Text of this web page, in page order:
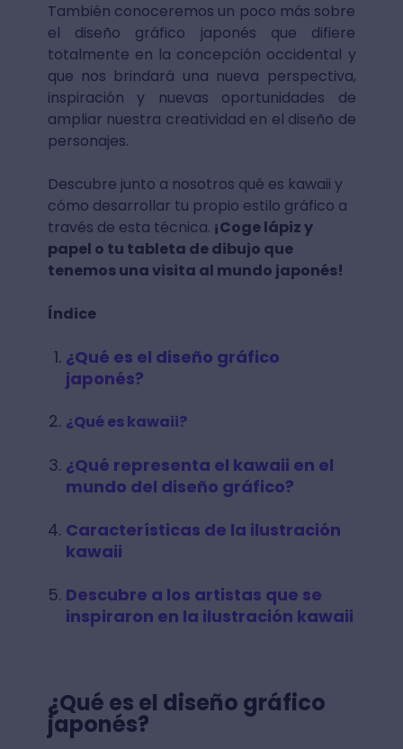
También conoceremos un poco más sobre
el diseño gráfico japonés que difiere
totalmente en la concepción occidental y
que nos brindará una nueva perspectiva,
inspiración y nuevas oportunidades de
ampliar nuestra creatividad en el diseño de
personajes.
Descubre junto a nosotros qué es kawaii y
cómo desarrollar tu propio estilo gráfico a
través de esta técnica. ¡Coge lápiz y
papel o tu tableta de dibujo que
tenemos una visita al mundo japonés!
Índice
¿Qué es el diseño gráfico
japonés?
¿Qué es kawaii?
¿Qué representa el kawaii en el
mundo del diseño gráfico?
Características de la ilustración
kawaii
Descubre a los artistas que se
inspiraron en la ilustración kawaii
¿Qué es el diseño gráfico
japonés?